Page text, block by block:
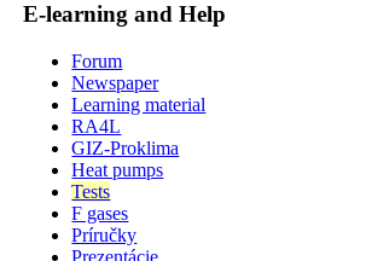
E-learning and Help
Forum
Newspaper
Learning material
RA4L
GIZ-Proklima
Heat pumps
Tests
F gases
Príručky
Prezentácie